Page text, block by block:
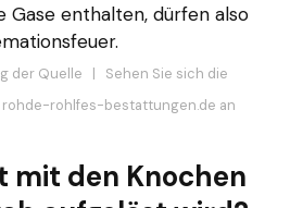
Gase enthalten, dürfen also
der Quelle | Sehen Sie sich die
rohlfes-bestattungen.de an
mit den Knochen